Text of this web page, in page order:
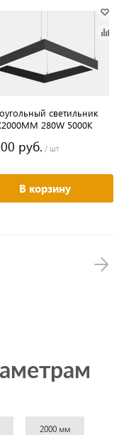
светильник
280W 5000K
руб. / шт
В корзину
2000 мм